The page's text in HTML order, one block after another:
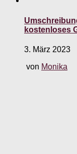
kostenloses
3. März 2023
von Monika